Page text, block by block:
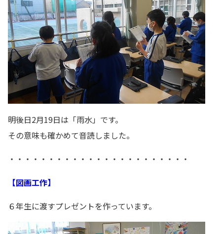
明後日2月19日は「雨水」です。
その意味も確かめて音読しました。
・・・・・・・・・・・・・・・・・・・・・・・
【図画工作】
６年生に渡すプレゼントを作っています。